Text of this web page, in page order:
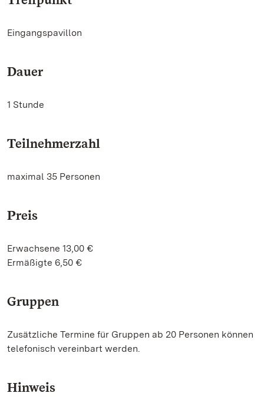
Eingangspavillon
Dauer
1 Stunde
Teilnehmerzahl
maximal 35 Personen
Preis
Erwachsene 13,00 €
Ermäßigte 6,50 €
Gruppen
Zusätzliche Termine für Gruppen ab 20 Personen können
telefonisch vereinbart werden.
Hinweis